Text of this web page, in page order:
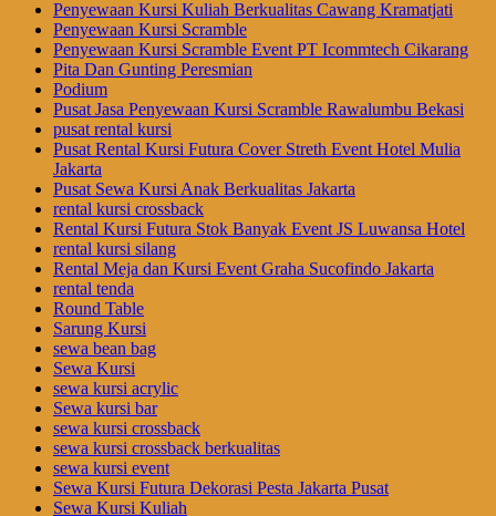
Penyewaan Kursi Kuliah Berkualitas Cawang Kramatjati
Penyewaan Kursi Scramble
Penyewaan Kursi Scramble Event PT Icommtech Cikarang
Pita Dan Gunting Peresmian
Podium
Pusat Jasa Penyewaan Kursi Scramble Rawalumbu Bekasi
pusat rental kursi
Pusat Rental Kursi Futura Cover Streth Event Hotel Mulia
Jakarta
Pusat Sewa Kursi Anak Berkualitas Jakarta
rental kursi crossback
Rental Kursi Futura Stok Banyak Event JS Luwansa Hotel
rental kursi silang
Rental Meja dan Kursi Event Graha Sucofindo Jakarta
rental tenda
Round Table
Sarung Kursi
sewa bean bag
Sewa Kursi
sewa kursi acrylic
Sewa kursi bar
sewa kursi crossback
sewa kursi crossback berkualitas
sewa kursi event
Sewa Kursi Futura Dekorasi Pesta Jakarta Pusat
Sewa Kursi Kuliah